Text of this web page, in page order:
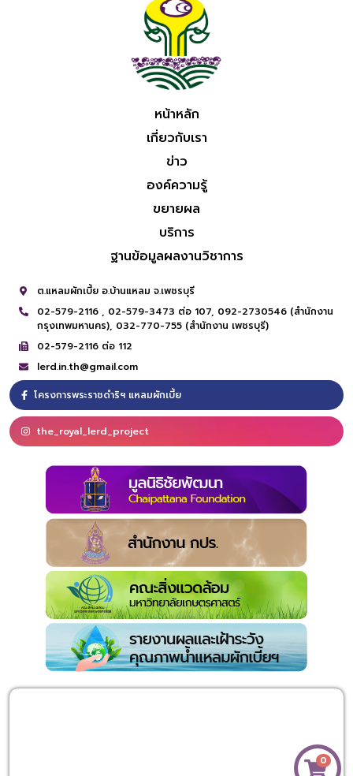
0
หน้าหลัก
เกี่ยวกับเรา
ข่าว
องค์ความรู้
ขยายผล
บริการ
ฐานข้อมูลผลงานวิชาการ
ต.แหลมผักเบี้ย อ.บ้านแหลม จ.เพชรบุรี
02-579-2116 , 02-579-3473 ต่อ 107, 092-2730546 (สำนักงาน
กรุงเทพมหานคร), 032-770-755 (สำนักงาน เพชรบุรี)
02-579-2116 ต่อ 112
lerd.in.th@gmail.com
โครงการพระราชดำริฯ แหลมผักเบี้ย
the_royal_lerd_project